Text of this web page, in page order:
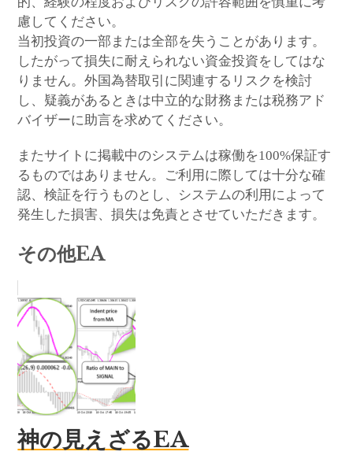
慮してください。
当初投資の一部または全部を失うことがあります。
したがって損失に耐えられない資金投資をしてはな
りません。外国為替取引に関連するリスクを検討
し、疑義があるときは中立的な財務または税務アド
バイザーに助言を求めてください。
またサイトに掲載中のシステムは稼働を100%保証す
るものではありません。ご利用に際しては十分な確
認、検証を行うものとし、システムの利用によって
発生した損害、損失は免責とさせていただきます。
その他EA
神の見えざるEA